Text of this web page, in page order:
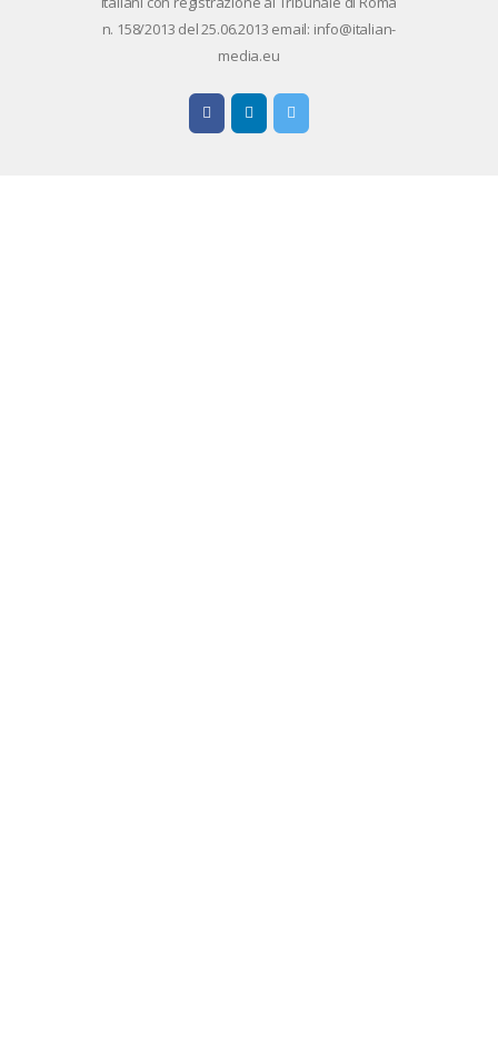
n. 158/​2013 del 25.06.2013 email: info@ita­lian­
me­dia.eu